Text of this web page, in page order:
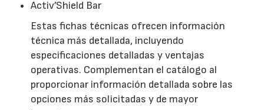
Activ’Shield Bar
Estas fichas técnicas ofrecen información
técnica más detallada, incluyendo
especificaciones detalladas y ventajas
operativas. Complementan el catálogo al
proporcionar información detallada sobre las
opciones más solicitadas y de mayor